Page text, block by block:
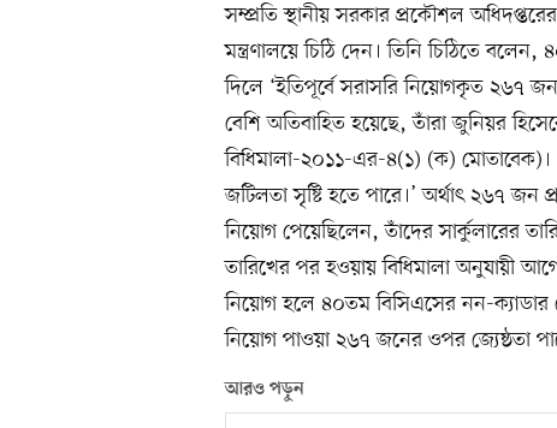
সম্প্রতি স্থানীয় সরকার প্রকৌশল
মন্ত্রণালয়ে চিঠি দেন। তিনি চিঠিতে
দিলে ‘ইতিপূর্বে সরাসরি নিয়োগকৃত ২৬৭
বেশি অতিবাহিত হয়েছে, তাঁরা জুনিয়র
বিধিমালা-২০১১-এর-৪(১) (ক) মোতাবেক)।
জটিলতা সৃষ্টি হতে পারে।’ অর্থাৎ ২৬৭
নিয়োগ পেয়েছিলেন, তাঁদের সার্কুলারের
তারিখের পর হওয়ায় বিধিমালা অনুযায়ী
নিয়োগ হলে ৪০তম বিসিএসের নন-
নিয়োগ পাওয়া ২৬৭ জনের ওপর জ্যেষ্ঠতা
আরও পড়ুন